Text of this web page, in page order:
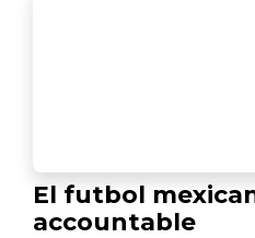
El futbol
accountable